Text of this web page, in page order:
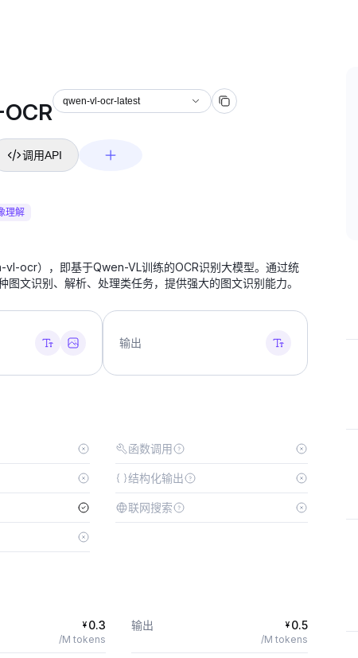
qwen-vl-ocr-latest
调用API
理解
vl-ocr），即基于Qwen-VL训练的OCR识别大模型。通过统
图文识别、解析、处理类任务，提供强大的图文识别能力。
输出
函数调用
结构化输出
联网搜索
¥ 0.3
/M tokens
输出 ¥ 0.5
/M tokens